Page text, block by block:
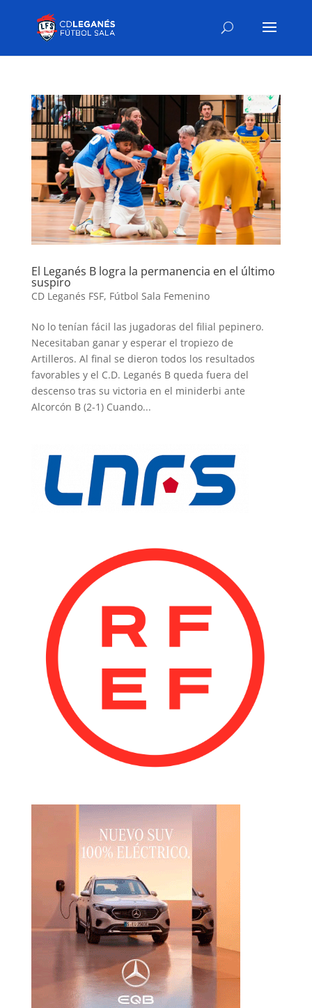
El Leganés B logra la permanencia en el último
suspiro
CD Leganés FSF, Fútbol Sala Femenino
No lo tenían fácil las jugadoras del filial pepinero.
Necesitaban ganar y esperar el tropiezo de
Artilleros. Al final se dieron todos los resultados
favorables y el C.D. Leganés B queda fuera del
descenso tras su victoria en el miniderbi ante
Alcorcón B (2-1) Cuando...